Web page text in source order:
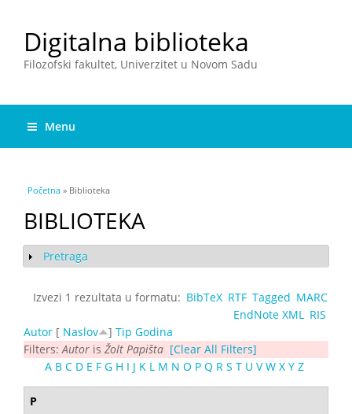
Digitalna biblioteka
Filozofski fakultet, Univerzitet u Novom Sadu
Menu
You are here
Početna » Biblioteka
BIBLIOTEKA
Show
Pretraga
Izvezi 1 rezultata u formatu: BibTeX RTF Tagged MARC
EndNote XML
RIS
Autor [ Naslov ] Tip Godina
Filters: Autor is Žolt Papišta [Clear All Filters]
A B C D E F G H I J K L M N O P Q R S T U V W X Y Z
P